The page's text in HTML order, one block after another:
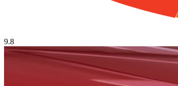
9.8